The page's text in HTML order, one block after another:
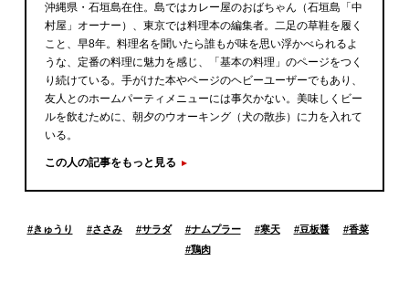
沖縄県・石垣島在住。島ではカレー屋のおばちゃん（石垣島「中
村屋」オーナー）、東京では料理本の編集者。二足の草鞋を履く
こと、早8年。料理名を聞いたら誰もが味を思い浮かべられるよ
うな、定番の料理に魅力を感じ、「基本の料理」のページをつく
り続けている。手がけた本やページのヘビーユーザーでもあり、
友人とのホームパーティメニューには事欠かない。美味しくビー
ルを飲むために、朝夕のウオーキング（犬の散歩）に力を入れて
いる。
この人の記事をもっと見る
#きゅうり #ささみ #サラダ #ナムプラー #寒天 #豆板醤 #香菜
#鶏肉